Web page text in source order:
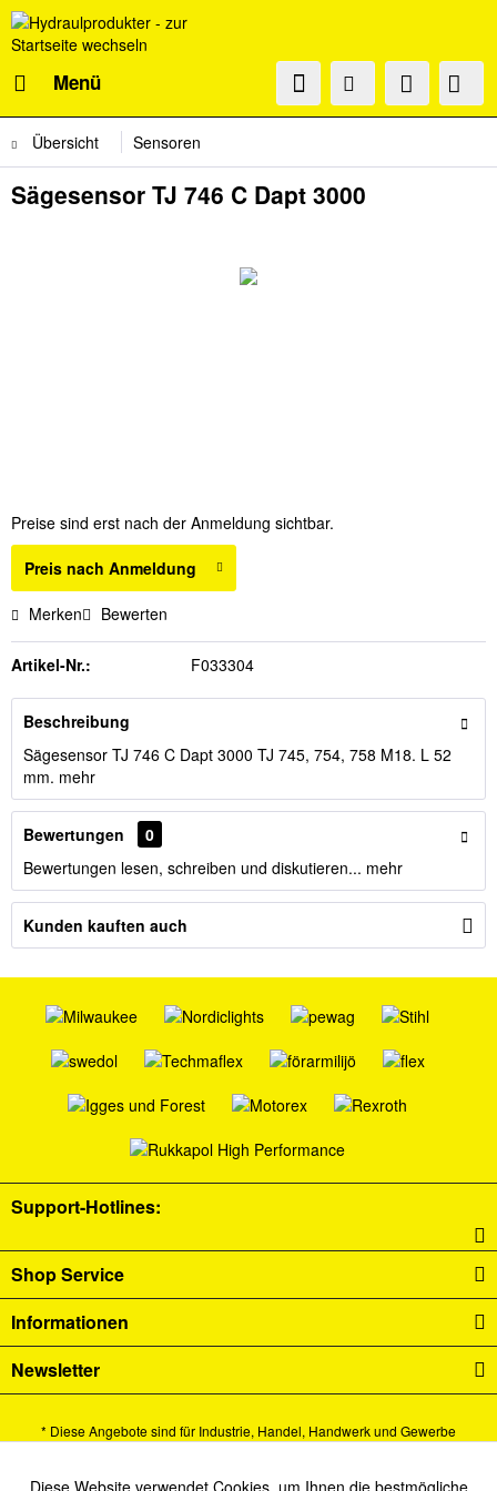
Menü
Übersicht Sensoren
Sägesensor TJ 746 C Dapt 3000
Preise sind erst nach der Anmeldung sichtbar.
Preis nach Anmeldung
Merken Bewerten
Artikel-Nr.: F033304
Beschreibung
Sägesensor TJ 746 C Dapt 3000 TJ 745, 754, 758 M18. L 52
mm. mehr
Bewertungen
0
Bewertungen lesen, schreiben und diskutieren... mehr
Kunden kauften auch
Support-Hotlines:
Shop Service
Informationen
Newsletter
* Diese Angebote sind für Industrie, Handel, Handwerk und Gewerbe
Alle Preise verstehen sich zzgl. Mehrwertsteuer undVersandkostenund ggf.
Aktiv
Diese Website verwendet Cookies, um Ihnen die bestmögliche